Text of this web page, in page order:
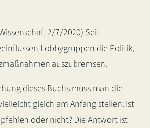
2/7/2020) Seit
Lobbygruppen die Politik,
auszubremsen.
dieses Buchs muss man die
gleich am Anfang stellen: Ist
oder nicht? Die Antwort ist